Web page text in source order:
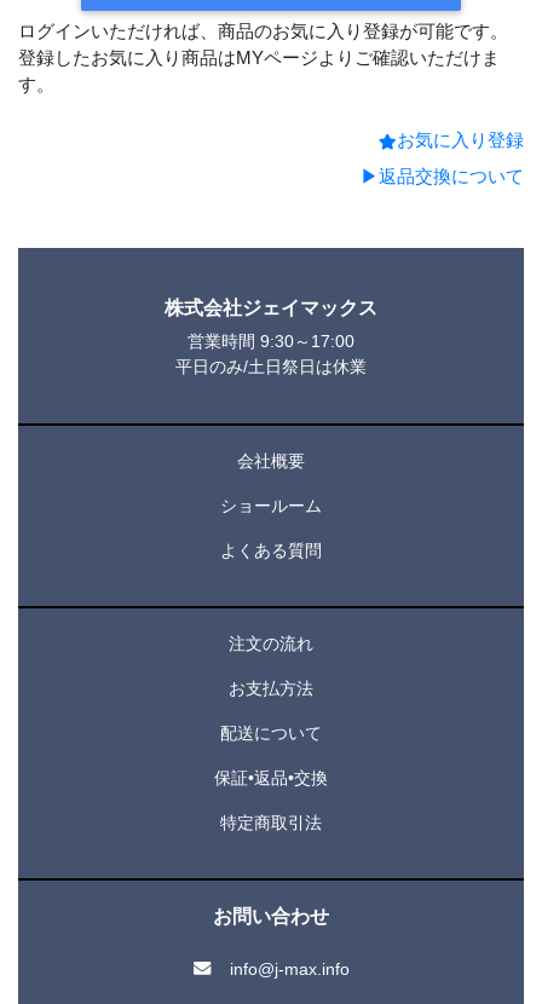
ログインいただければ、商品のお気に入り登録が可能です。
登録したお気に入り商品はMYページよりご確認いただけま
す。
お気に入り登録
▶返品交換について
株式会社ジェイマックス
営業時間 9:30～17:00
平日のみ/土日祭日は休業
会社概要
ショールーム
よくある質問
注文の流れ
お支払方法
配送について
保証•返品•交換
特定商取引法
お問い合わせ
info@j-max.info